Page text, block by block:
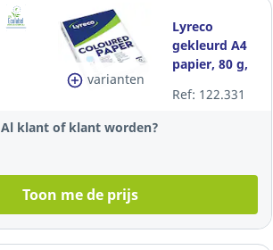
varianten
Lyreco
gekleurd A4
papier, 80 g,
per 500 vel
Ref: 122.331
Al klant of klant worden?
Toon me de prijs